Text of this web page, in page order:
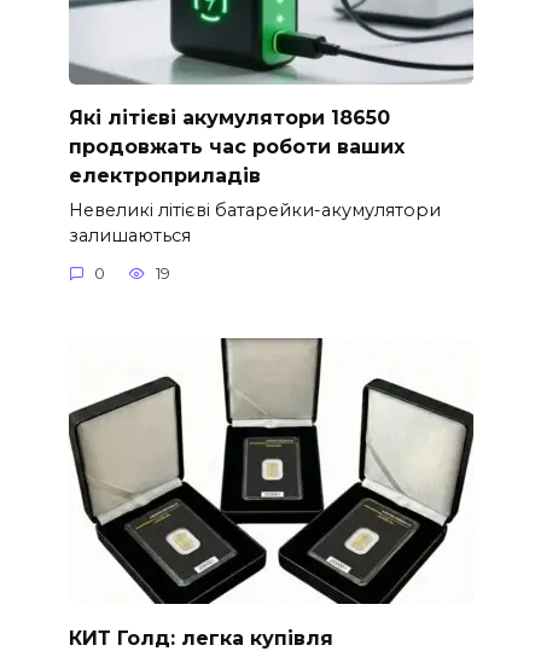
Які літієві акумулятори 18650
продовжать час роботи ваших
електроприладів
Невеликі літієві батарейки-акумулятори
залишаються
0 19
КИТ Голд: легка купівля